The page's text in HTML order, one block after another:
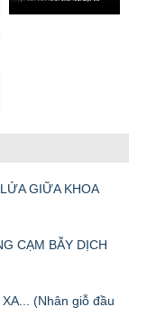
GIỮA KHOA
CẠM BẪY DỊCH
(Nhân giỗ đầu